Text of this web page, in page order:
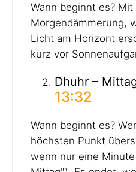
Wann beginnt es? Mit
Morgendämmerung,
Licht am Horizont
kurz vor
Dhuhr –
13:32
Wann beginnt es?
höchsten Punkt
wenn nur eine